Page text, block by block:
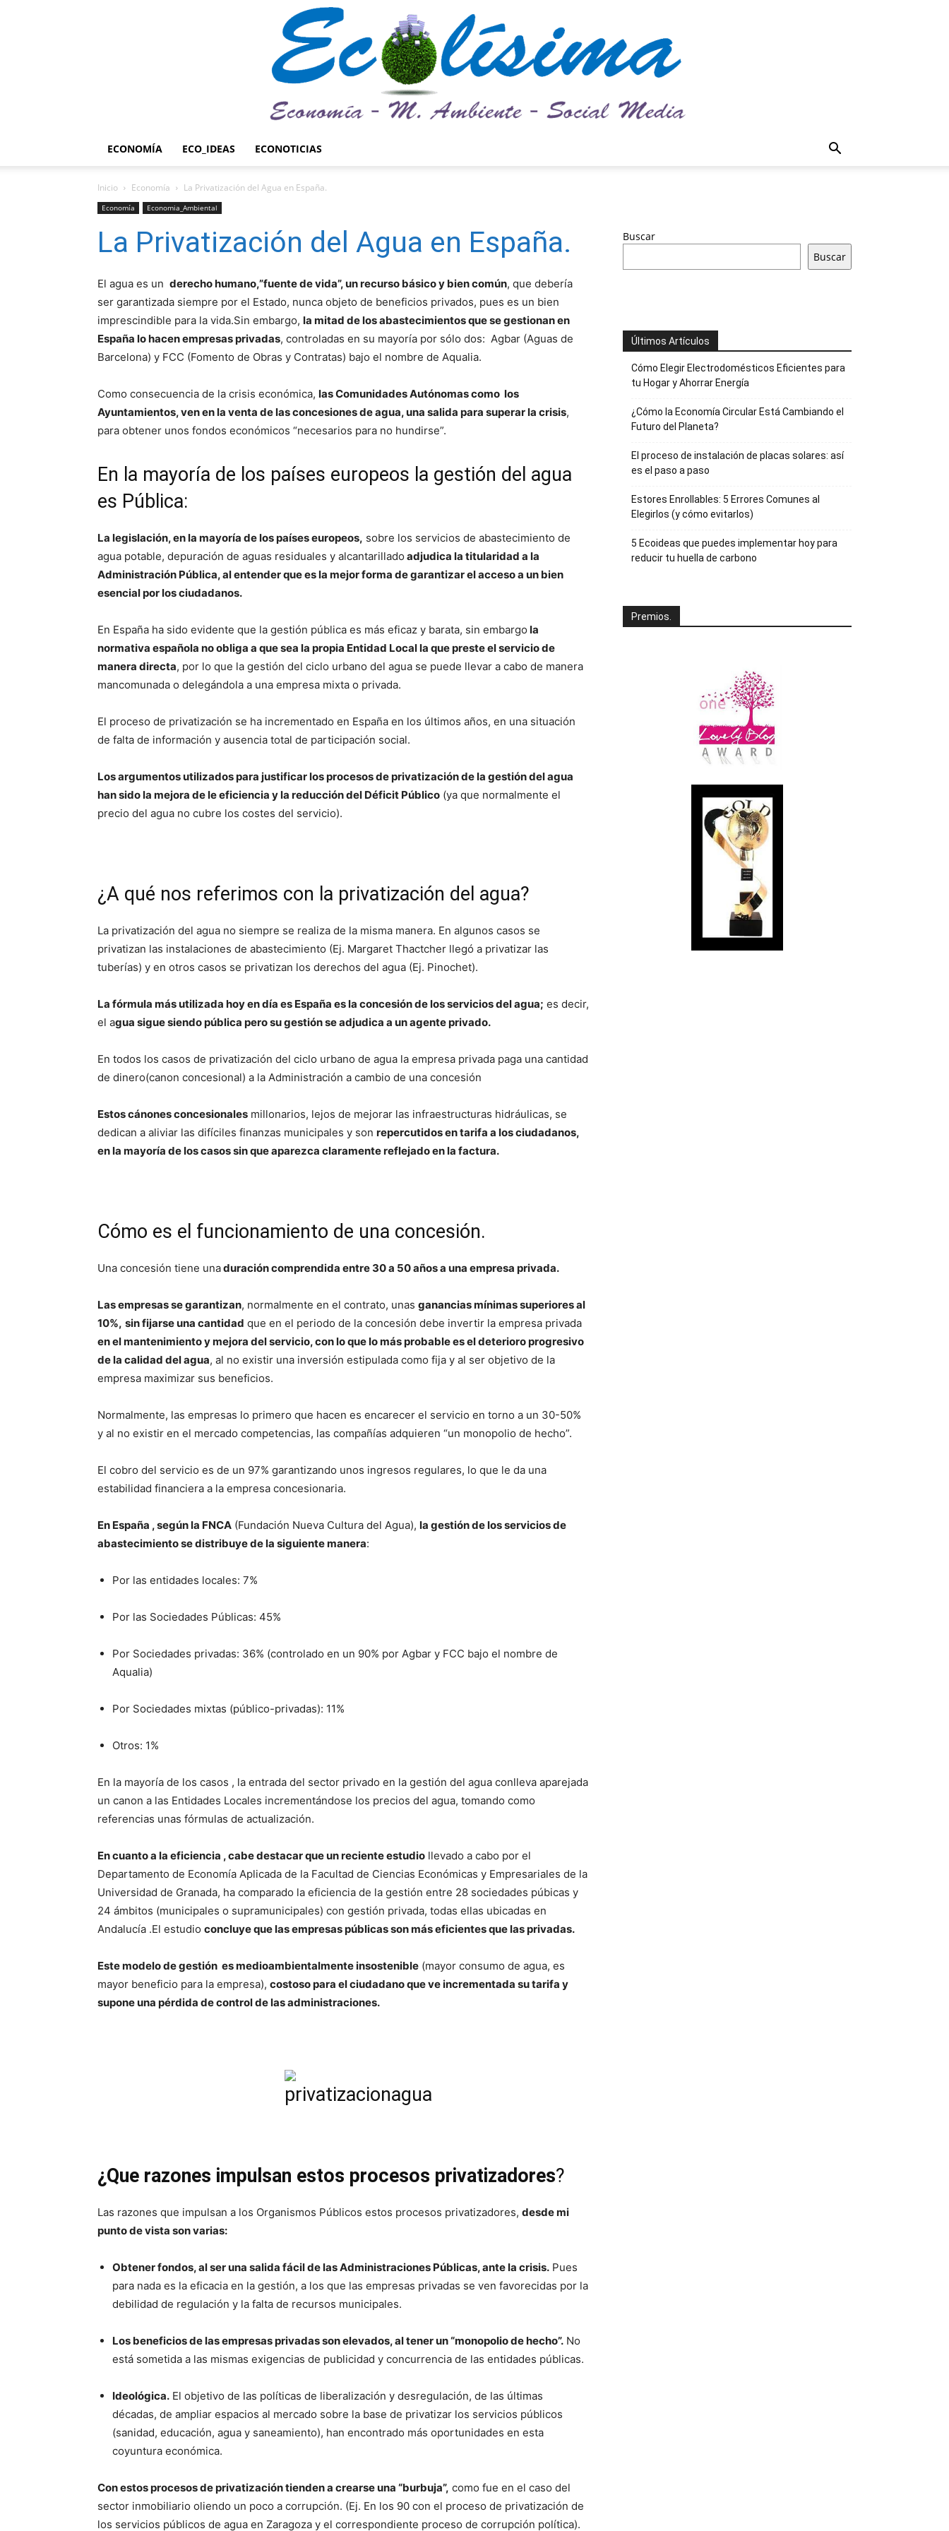
ambiente
economia.
ECONOMÍA ECO_IDEAS ECONOTICIAS
Inicio Economía La Privatización del Agua en España.
Economía Economia_Ambiental
La Privatización del Agua en España.
El agua es un derecho humano,”fuente de vida”, un recurso básico y bien común, que debería
ser garantizada siempre por el Estado, nunca objeto de beneficios privados, pues es un bien
imprescindible para la vida.Sin embargo, la mitad de los abastecimientos que se gestionan en
España lo hacen empresas privadas, controladas en su mayoría por sólo dos: Agbar (Aguas de
Barcelona) y FCC (Fomento de Obras y Contratas) bajo el nombre de Aqualia.
Como consecuencia de la crisis económica, las Comunidades Autónomas como los
Ayuntamientos, ven en la venta de las concesiones de agua, una salida para superar la crisis,
para obtener unos fondos económicos “necesarios para no hundirse”.
En la mayoría de los países europeos la gestión del agua
es Pública:
La legislación, en la mayoría de los países europeos, sobre los servicios de abastecimiento de
agua potable, depuración de aguas residuales y alcantarillado adjudica la titularidad a la
Administración Pública, al entender que es la mejor forma de garantizar el acceso a un bien
esencial por los ciudadanos.
En España ha sido evidente que la gestión pública es más eficaz y barata, sin embargo la
normativa española no obliga a que sea la propia Entidad Local la que preste el servicio de
manera directa, por lo que la gestión del ciclo urbano del agua se puede llevar a cabo de manera
mancomunada o delegándola a una empresa mixta o privada.
El proceso de privatización se ha incrementado en España en los últimos años, en una situación
de falta de información y ausencia total de participación social.
Los argumentos utilizados para justificar los procesos de privatización de la gestión del agua
han sido la mejora de le eficiencia y la reducción del Déficit Público (ya que normalmente el
precio del agua no cubre los costes del servicio).
¿A qué nos referimos con la privatización del agua?
La privatización del agua no siempre se realiza de la misma manera. En algunos casos se
privatizan las instalaciones de abastecimiento (Ej. Margaret Thactcher llegó a privatizar las
tuberías) y en otros casos se privatizan los derechos del agua (Ej. Pinochet).
La fórmula más utilizada hoy en día es España es la concesión de los servicios del agua; es decir,
el agua sigue siendo pública pero su gestión se adjudica a un agente privado.
En todos los casos de privatización del ciclo urbano de agua la empresa privada paga una cantidad
de dinero(canon concesional) a la Administración a cambio de una concesión
Estos cánones concesionales millonarios, lejos de mejorar las infraestructuras hidráulicas, se
dedican a aliviar las difíciles finanzas municipales y son repercutidos en tarifa a los ciudadanos,
en la mayoría de los casos sin que aparezca claramente reflejado en la factura.
Cómo es el funcionamiento de una concesión.
Una concesión tiene unaduración comprendida entre 30 a 50 años a una empresa privada.
Las empresas se garantizan, normalmente en el contrato, unas ganancias mínimas superiores al
10%, sin fijarse una cantidad que en el periodo de la concesión debe invertir la empresa privada
en el mantenimiento y mejora del servicio, con lo que lo más probable es el deterioro progresivo
de la calidad del agua, al no existir una inversión estipulada como fija y al ser objetivo de la
empresa maximizar sus beneficios.
Normalmente, las empresas lo primero que hacen es encarecer el servicio en torno a un 30-50%
y al no existir en el mercado competencias, las compañías adquieren “un monopolio de hecho”.
El cobro del servicio es de un 97% garantizando unos ingresos regulares, lo que le da una
estabilidad financiera a la empresa concesionaria.
En España , según la FNCA (Fundación Nueva Cultura del Agua), la gestión de los servicios de
abastecimiento se distribuye de la siguiente manera:
Por las entidades locales: 7%
Por las Sociedades Públicas: 45%
Por Sociedades privadas: 36% (controlado en un 90% por Agbar y FCC bajo el nombre de
Aqualia)
Por Sociedades mixtas (público-privadas): 11%
Otros: 1%
En la mayoría de los casos , la entrada del sector privado en la gestión del agua conlleva aparejada
un canon a las Entidades Locales incrementándose los precios del agua, tomando como
referencias unas fórmulas de actualización.
En cuanto a la eficiencia , cabe destacar que un reciente estudio llevado a cabo por el
Departamento de Economía Aplicada de la Facultad de Ciencias Económicas y Empresariales de la
Universidad de Granada, ha comparado la eficiencia de la gestión entre 28 sociedades púbicas y
24 ámbitos (municipales o supramunicipales) con gestión privada, todas ellas ubicadas en
Andalucía .El estudio concluye que las empresas públicas son más eficientes que las privadas.
Este modelo de gestión es medioambientalmente insostenible (mayor consumo de agua, es
mayor beneficio para la empresa), costoso para el ciudadano que ve incrementada su tarifa y
supone una pérdida de control de las administraciones.
¿Que razones impulsan estos procesos privatizadores?
Las razones que impulsan a los Organismos Públicos estos procesos privatizadores, desde mi
punto de vista son varias:
Obtener fondos, al ser una salida fácil de las Administraciones Públicas, ante la crisis. Pues
para nada es la eficacia en la gestión, a los que las empresas privadas se ven favorecidas por la
debilidad de regulación y la falta de recursos municipales.
Los beneficios de las empresas privadas son elevados, al tener un “monopolio de hecho”. No
está sometida a las mismas exigencias de publicidad y concurrencia de las entidades públicas.
Ideológica. El objetivo de las políticas de liberalización y desregulación, de las últimas
décadas, de ampliar espacios al mercado sobre la base de privatizar los servicios públicos
(sanidad, educación, agua y saneamiento), han encontrado más oportunidades en esta
coyuntura económica.
Con estos procesos de privatización tienden a crearse una “burbuja”, como fue en el caso del
sector inmobiliario oliendo un poco a corrupción. (Ej. En los 90 con el proceso de privatización de
los servicios públicos de agua en Zaragoza y el correspondiente proceso de corrupción política).
Buscar
Buscar
Últimos Artículos
Cómo Elegir Electrodomésticos Eficientes para
tu Hogar y Ahorrar Energía
¿Cómo la Economía Circular Está Cambiando el
Futuro del Planeta?
El proceso de instalación de placas solares: así
es el paso a paso
Estores Enrollables: 5 Errores Comunes al
Elegirlos (y cómo evitarlos)
5 Ecoideas que puedes implementar hoy para
reducir tu huella de carbono
Premios.